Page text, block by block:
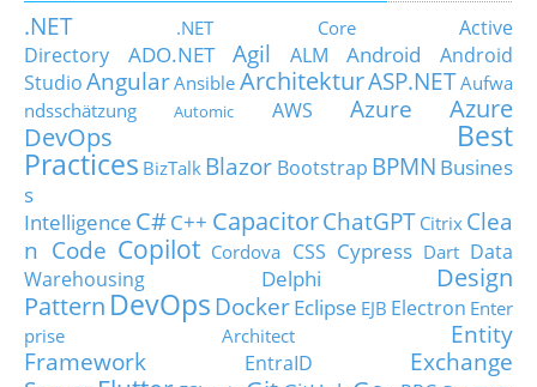
.NET .NET Core
Active
Directory
ADO.NET Agil ALM Android
Android
StudioAngularAnsible ArchitekturASP.NETAufwa
ndsschätzung
Automic AWS Azure
Azure
DevOps
Best
Practices BizTalk Blazor Bootstrap BPMN Busines
s
Intelligence C#C++ CapacitorChatGPT Citrix Clea
n Code Copilot Cordova CSS Cypress Dart Data
Warehousing
Delphi
Design
Pattern DevOps DockerEclipse EJB Electron Enter
prise Architect
Entity
Framework
EntraID
Exchange